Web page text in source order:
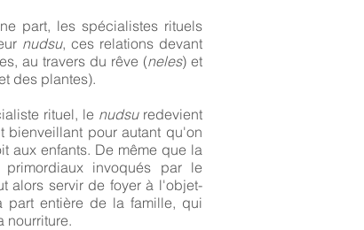
part, les spécialistes rituels
nudsu, ces relations devant
au travers du rêve (neles) et
des plantes).
rituel, le nudsu redevient
pour autant qu'on
aux enfants. De même que la
invoqués par le
alors servir de foyer à l'objet-
part entière de la famille, qui
nourriture.